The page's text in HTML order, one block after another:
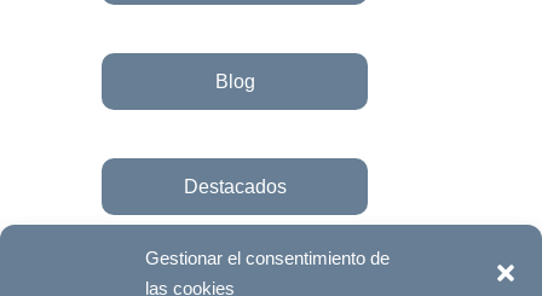
Gestionar el consentimiento de
las cookies
Blog
Destacados
Únete a la fundación